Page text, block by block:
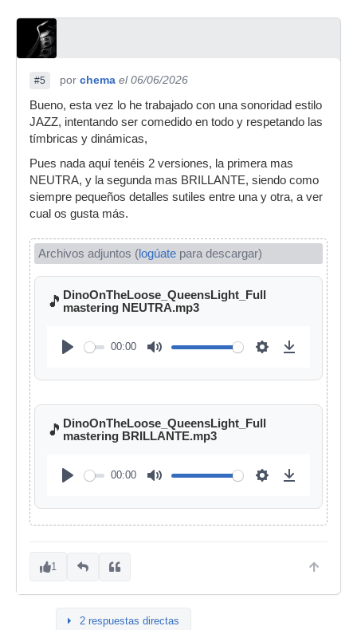
#5 por chema el 06/06/2026
Bueno, esta vez lo he trabajado con una sonoridad estilo
JAZZ, intentando ser comedido en todo y respetando las
tímbricas y dinámicas,
Pues nada aquí tenéis 2 versiones, la primera mas
NEUTRA, y la segunda mas BRILLANTE, siendo como
siempre pequeños detalles sutiles entre una y otra, a ver
cual os gusta más.
Archivos adjuntos (logúate para descargar)
🎵 DinoOnTheLoose_QueensLight_Full
mastering NEUTRA.mp3
00:00
🎵 DinoOnTheLoose_QueensLight_Full
mastering BRILLANTE.mp3
00:00
1
2 respuestas directas